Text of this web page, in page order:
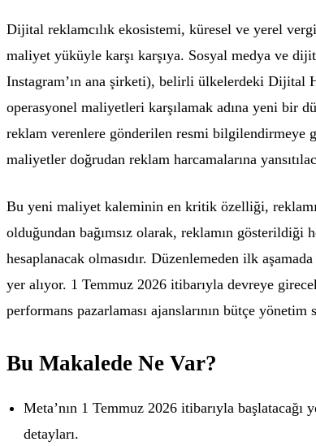
Dijital reklamcılık ekosistemi, küresel ve yerel
maliyet yüküyle karşı karşıya. Sosyal medya ve
Instagram’ın ana şirketi), belirli ülkelerdeki Dijital
operasyonel maliyetleri karşılamak adına yeni bir
reklam verenlere gönderilen resmi bilgilendirmeye
maliyetler doğrudan reklam harcamalarına
Bu yeni maliyet kaleminin en kritik özelliği,
olduğundan bağımsız olarak, reklamın
hesaplanacak olmasıdır. Düzenlemeden ilk
yer alıyor. 1 Temmuz 2026 itibarıyla devreye
performans pazarlaması ajanslarının bütçe
Bu Makalede Ne Var?
Meta’nın 1 Temmuz 2026 itibarıyla başlatacağı
detayları.